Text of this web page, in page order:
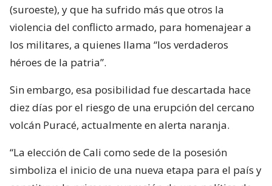
(suroeste), y que ha sufrido más que otros la
violencia del conflicto armado, para homenajear a
los militares, a quienes llama “los verdaderos
héroes de la patria”.
Sin embargo, esa posibilidad fue descartada hace
diez días por el riesgo de una erupción del cercano
volcán Puracé, actualmente en alerta naranja.
“La elección de Cali como sede de la posesión
simboliza el inicio de una nueva etapa para el país y